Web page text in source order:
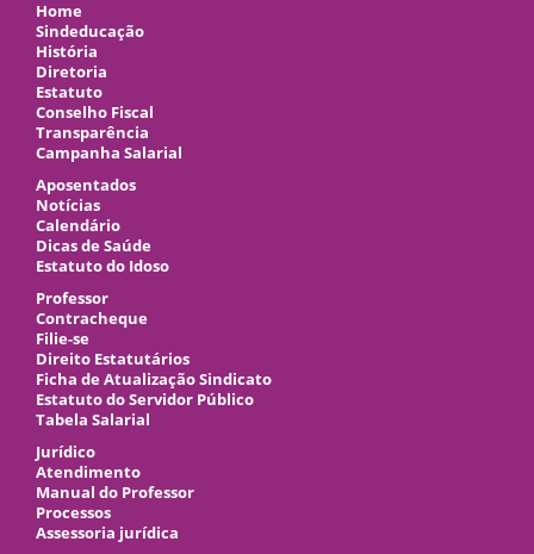
Home
Sindeducação
História
Diretoria
Estatuto
Conselho Fiscal
Transparência
Campanha Salarial
Aposentados
Notícias
Calendário
Dicas de Saúde
Estatuto do Idoso
Professor
Contracheque
Filie-se
Direito Estatutários
Ficha de Atualização Sindicato
Estatuto do Servidor Público
Tabela Salarial
Jurídico
Atendimento
Manual do Professor
Processos
Assessoria jurídica